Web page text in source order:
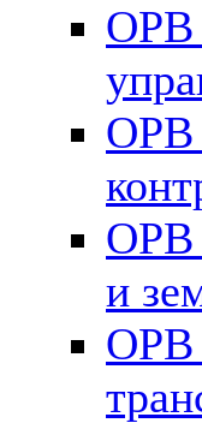
ОРВ
ОРВ
ОРВ
и
ОРВ